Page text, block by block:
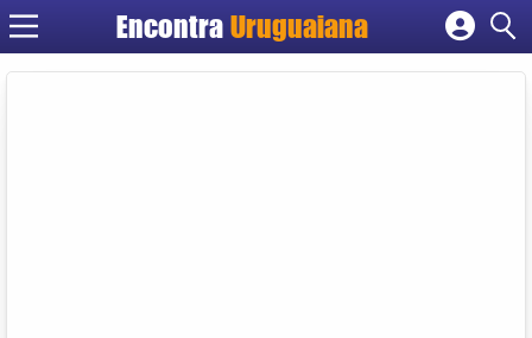
Encontra Uruguaiana
Cadastrar empresa